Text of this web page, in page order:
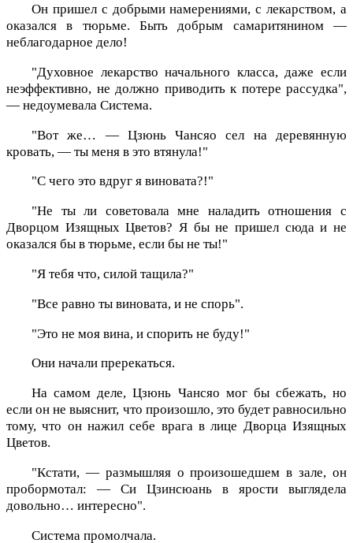
Он пришел с добрыми намерениями, с лекарством, а
оказался в тюрьме. Быть добрым самаритянином —
неблагодарное дело!
"Духовное лекарство начального класса, даже если
неэффективно, не должно приводить к потере рассудка",
— недоумевала Система.
"Вот же… — Цзюнь Чансяо сел на деревянную
кровать, — ты меня в это втянула!"
"С чего это вдруг я виновата?!"
"Не ты ли советовала мне наладить отношения с
Дворцом Изящных Цветов? Я бы не пришел сюда и не
оказался бы в тюрьме, если бы не ты!"
"Я тебя что, силой тащила?"
"Все равно ты виновата, и не спорь".
"Это не моя вина, и спорить не буду!"
Они начали пререкаться.
На самом деле, Цзюнь Чансяо мог бы сбежать, но
если он не выяснит, что произошло, это будет равносильно
тому, что он нажил себе врага в лице Дворца Изящных
Цветов.
"Кстати, — размышляя о произошедшем в зале, он
пробормотал: — Си Цзинсюань в ярости выглядела
довольно… интересно".
Система промолчала.